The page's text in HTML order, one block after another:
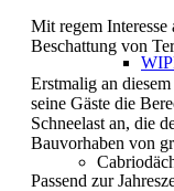
Mit regem
Beschattung von
Erstmalig an
seine Gäste die
Schneelast an, die
Bauvorhaben von
Passend zur